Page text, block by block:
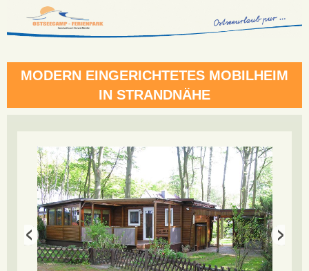
MODERN EINGERICHTETES MOBILHEIM
IN STRANDNÄHE